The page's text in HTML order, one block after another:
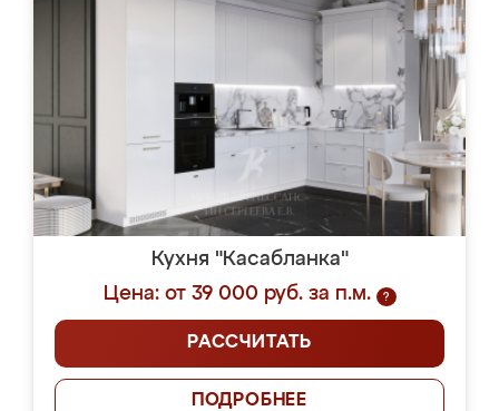
Кухня "Касабланка"
Цена: от 39 000 руб. за п.м.
?
РАССЧИТАТЬ
ПОДРОБНЕЕ